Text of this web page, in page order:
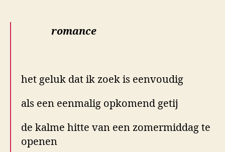
romance
het geluk dat ik zoek is eenvoudig
als een eenmalig opkomend getij
de kalme hitte van een zomermiddag te
openen